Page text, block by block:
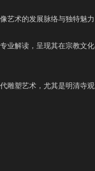
艺术的发展脉络与独特魅力
业解读，呈现其在宗教文
雕塑艺术，尤其是明清寺